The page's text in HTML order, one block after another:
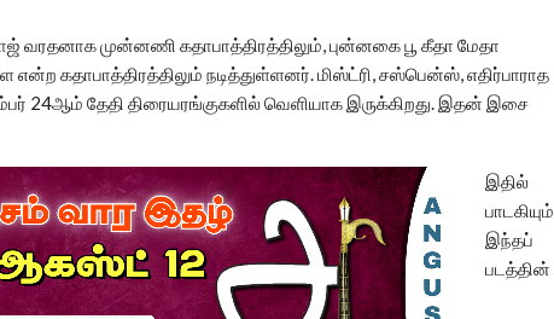
வரதனாக முன்னணி கதாபாத்திரத்திலும், புன்னகை பூ கீதா மேதா
கதாபாத்திரத்திலும் நடித்துள்ளனர். மிஸ்ட்ரி, சஸ்பென்ஸ், எதிர்பாராத
24ஆம் தேதி திரையரங்குகளில் வெளியாக இருக்கிறது. இதன் இசை
இதில்
பாடகியும்
இந்தப்
படத்தின்